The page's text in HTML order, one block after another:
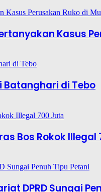
Kasus
Batanghari di Tebo
Bos Rokok Illegal
DPRD Sungai